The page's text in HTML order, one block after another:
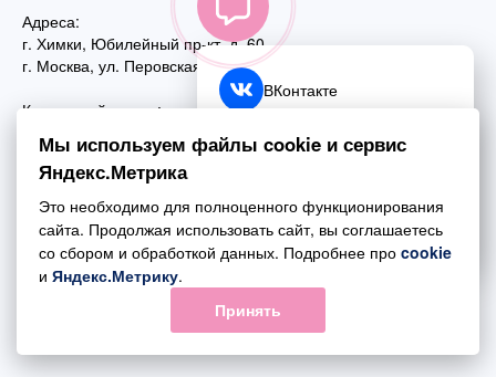
Адреса:
г. Химки, Юбилейный пр-кт, д. 60
г. Москва, ул. Перовская, д. 59
Контактный номер:
+7 (495) 970-44-75
Почта:
mail@esta-fiesta.ru
Режим работы интернет-магазина:
ПН-ВС с 09:00 до 21:00
ВКонтакте
Telegram
Обратный звонок
Мы используем файлы cookie и сервис
Яндекс.Метрика
Это необходимо для полноценного функционирования
сайта. Продолжая использовать сайт, вы соглашаетесь
со сбором и обработкой данных. Подробнее про cookie
и Яндекс.Метрику.
Принять